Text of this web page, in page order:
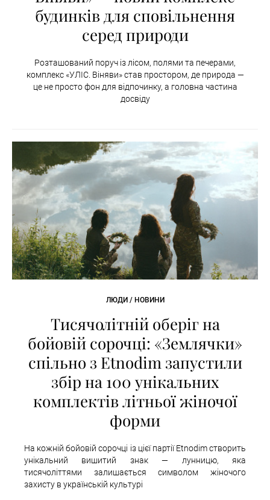
будинків для сповільнення
серед природи
Розташований поруч із лісом, полями та печерами,
комплекс «УЛІС. Віняви» став простором, де природа —
це не просто фон для відпочинку, а головна частина
досвіду
ЛЮДИ / НОВИНИ
Тисячолітній оберіг на
бойовій сорочці: «Землячки»
спільно з Etnodim запустили
збір на 100 унікальних
комплектів літньої жіночої
форми
На кожній бойовій сорочці із цієї партії Etnodim створить
унікальний вишитий знак — лунницю, яка
тисячоліттями залишається символом жіночого
захисту в українській культурі